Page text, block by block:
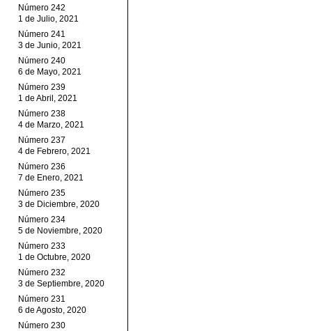
Número 242
1 de Julio, 2021
Número 241
3 de Junio, 2021
Número 240
6 de Mayo, 2021
Número 239
1 de Abril, 2021
Número 238
4 de Marzo, 2021
Número 237
4 de Febrero, 2021
Número 236
7 de Enero, 2021
Número 235
3 de Diciembre, 2020
Número 234
5 de Noviembre, 2020
Número 233
1 de Octubre, 2020
Número 232
3 de Septiembre, 2020
Número 231
6 de Agosto, 2020
Número 230